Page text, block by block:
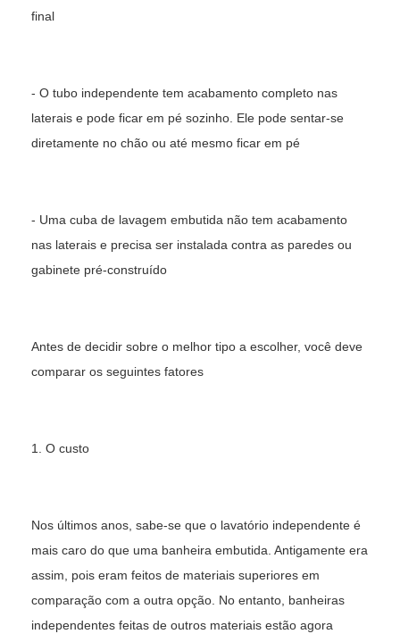
final
- O tubo independente tem acabamento completo nas
laterais e pode ficar em pé sozinho. Ele pode sentar-se
diretamente no chão ou até mesmo ficar em pé
- Uma cuba de lavagem embutida não tem acabamento
nas laterais e precisa ser instalada contra as paredes ou
gabinete pré-construído
Antes de decidir sobre o melhor tipo a escolher, você deve
comparar os seguintes fatores
1. O custo
Nos últimos anos, sabe-se que o lavatório independente é
mais caro do que uma banheira embutida. Antigamente era
assim, pois eram feitos de materiais superiores em
comparação com a outra opção. No entanto, banheiras
independentes feitas de outros materiais estão agora